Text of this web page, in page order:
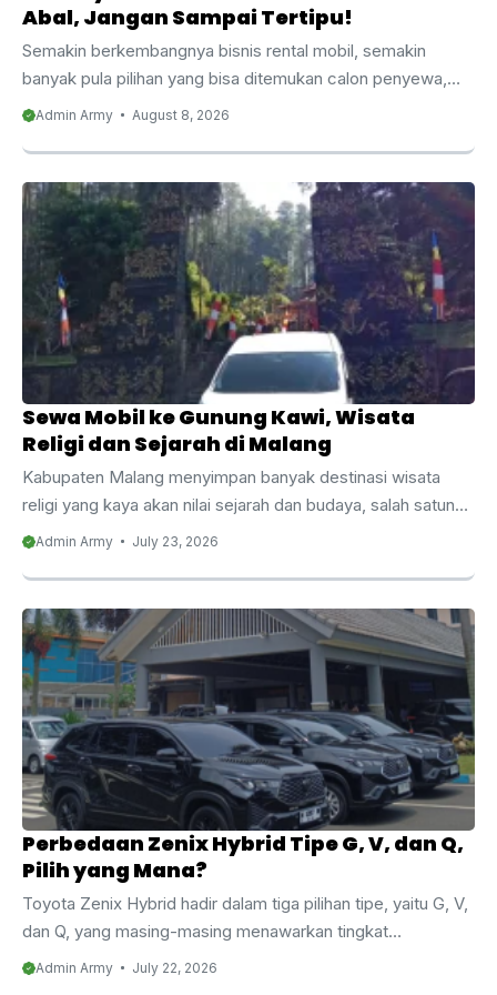
Abal, Jangan Sampai Tertipu!
Semakin berkembangnya bisnis rental mobil, semakin
banyak pula pilihan yang bisa ditemukan calon penyewa,
baik melalui media sosial, marketplace, maupun
benar terpercaya. Memahami bedanya sewa mobil resmi
dan abal-abal menjadi hal penting agar Anda tidak sampai
tertipu, kehilangan uang, atau bahkan rencana perjalanan
menjadi berantakan hanya karena salah memilih penyedia
jasa. Artikel ini dibuat bukan untuk menjatuhkan pihak mana
pun, melainkan sebagai edukasi bagi calon ...
Admin Army August 8, 2026
Sewa Mobil ke Gunung Kawi, Wisata
Religi dan Sejarah di Malang
Kabupaten Malang menyimpan banyak destinasi wisata
religi yang kaya akan nilai sejarah dan budaya, salah satunya
adalah kawasan Gunung Kawi. Setiap tahun, ribuan peziarah
mengenal lebih dekat sejarah panjang yang
melatarbelakangi kawasan tersebut. Bagi Anda yang
berencana berkunjung, sewa mobil ke Gunung Kawi
menjadi pilihan transportasi yang tepat mengingat lokasinya
yang berada di kawasan pegunungan dengan medan jalan
berkelok. Malang Army Trans siap mengantar rombongan ...
Admin Army July 23, 2026
Perbedaan Zenix Hybrid Tipe G, V, dan Q,
Pilih yang Mana?
Toyota Zenix Hybrid hadir dalam tiga pilihan tipe, yaitu G, V,
dan Q, yang masing-masing menawarkan tingkat
kenyamanan dan kelengkapan fitur yang berbeda. Bagi
Admin Army July 22, 2026